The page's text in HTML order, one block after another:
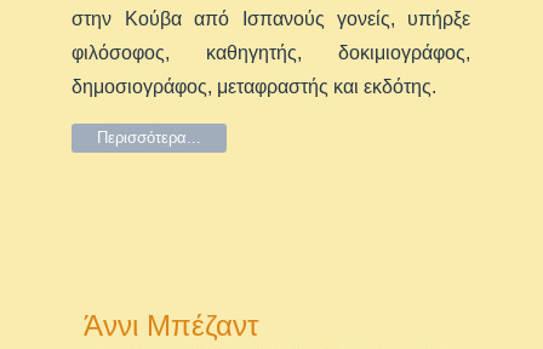
στην Κούβα από Ισπανούς γονείς, υπήρξε
φιλόσοφος, καθηγητής, δοκιμιογράφος,
δημοσιογράφος, μεταφραστής και εκδότης.
Περισσότερα...
Άννι Μπέζαντ